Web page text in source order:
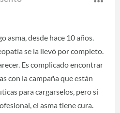
asma, desde hace 10 años.
se la llevó por completo.
Es complicado encontrar
con la campaña que están
para cargarselos, pero si
el asma tiene cura.